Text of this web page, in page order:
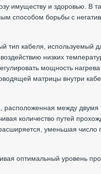
имуществу и здоровью. В
способом борьбы с
тип кабеля, используемый
низких
мощность
матрицы внутри
между двумя
количество путей
уменьшая число
оптимальный уровень